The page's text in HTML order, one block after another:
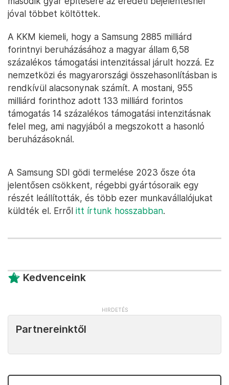
jóval többet költöttek.
A KKM kiemeli, hogy a Samsung 2885 milliárd
forintnyi beruházásához a magyar állam 6,58
százalékos támogatási intenzitással járult hozzá. Ez
nemzetközi és magyarországi összehasonlításban is
rendkívül alacsonynak számít. A mostani, 955
milliárd forinthoz adott 133 milliárd forintos
támogatás 14 százalékos támogatási intenzitásnak
felel meg, ami nagyjából a megszokott a hasonló
beruházásoknál.
A Samsung SDI gödi termelése 2023 ősze óta
jelentősen csökkent, régebbi gyártósoraik egy
részét leállították, és több ezer munkavállalójukat
küldték el. Erről itt írtunk hosszabban.
Kedvenceink
Partnereinktől